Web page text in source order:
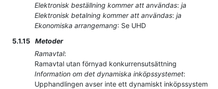
Elektronisk beställning kommer att användas: ja
Elektronisk betalning kommer att användas: ja
Ekonomiska arrangemang: Se UHD
5.1.15 Metoder
Ramavtal:
Ramavtal utan förnyad konkurrensutsättning
Information om det dynamiska inköpssystemet:
Upphandlingen avser inte ett dynamiskt inköpssystem